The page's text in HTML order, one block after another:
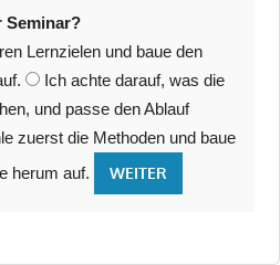
Seminar?
Lernzielen und baue den
Ich achte darauf, was die
und passe den Ablauf
zuerst die Methoden und baue
herum auf.
WEITER